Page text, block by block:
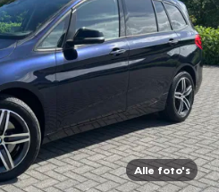
Alle foto's